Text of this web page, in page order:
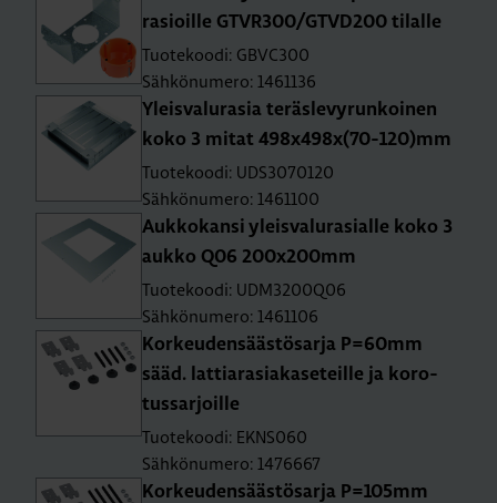
rasioil­le GTVR300/GTVD200 ti­lal­le
Tuotekoodi: GBVC300
Sähkönumero: 1461136
Yleis­va­lu­ra­sia te­räs­le­vy­run­koi­nen
koko 3 mitat 498x498x(70-120)mm
Tuotekoodi: UDS3070120
Sähkönumero: 1461100
Auk­ko­kan­si yleis­va­lu­ra­sial­le koko 3
aukko Q06 200x200mm
Tuotekoodi: UDM3200Q06
Sähkönumero: 1461106
Kor­keu­den­sääs­tö­sar­ja P=60mm
sääd. lat­tia­rasia­kas­e­teil­le ja ko­ro­
tus­sar­joil­le
Tuotekoodi: EKNS060
Sähkönumero: 1476667
Kor­keu­den­sääs­tö­sar­ja P=105mm